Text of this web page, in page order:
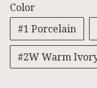
Color
#1 Porcelain
#2W Warm